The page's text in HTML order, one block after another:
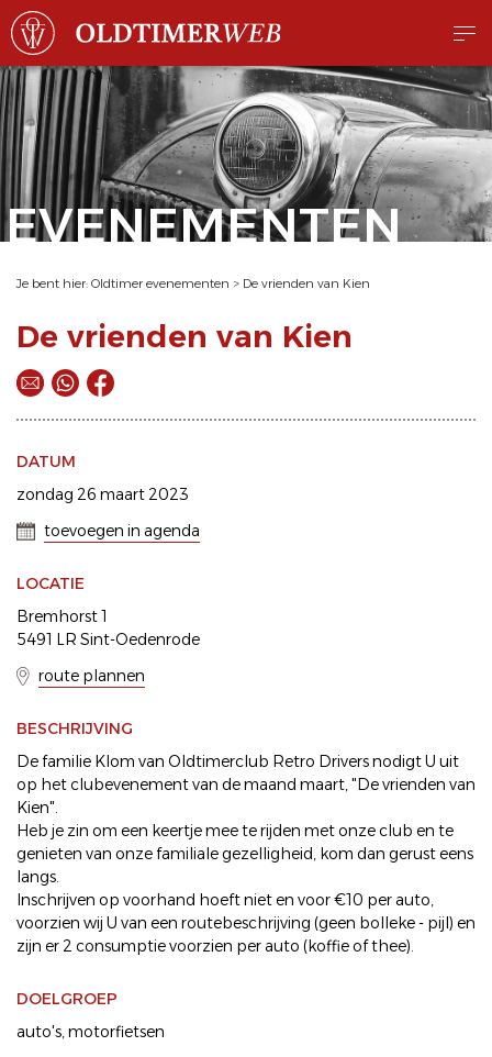
EVENEMENTEN
Je bent hier: Oldtimer evenementen > De vrienden van Kien
De vrienden van Kien
DATUM
zondag 26 maart 2023
toevoegen in agenda
LOCATIE
Bremhorst 1
5491 LR Sint-Oedenrode
route plannen
BESCHRIJVING
De familie Klom van Oldtimerclub Retro Drivers nodigt U uit
op het clubevenement van de maand maart, "De vrienden van
Kien".
Heb je zin om een keertje mee te rijden met onze club en te
genieten van onze familiale gezelligheid, kom dan gerust eens
langs.
Inschrijven op voorhand hoeft niet en voor €10 per auto,
voorzien wij U van een routebeschrijving (geen bolleke - pijl) en
zijn er 2 consumptie voorzien per auto (koffie of thee).
DOELGROEP
auto's motorfietsen